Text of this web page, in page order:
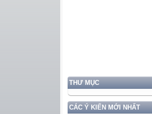
THƯ MỤC
CÁC Ý KIẾN MỚI NHẤT